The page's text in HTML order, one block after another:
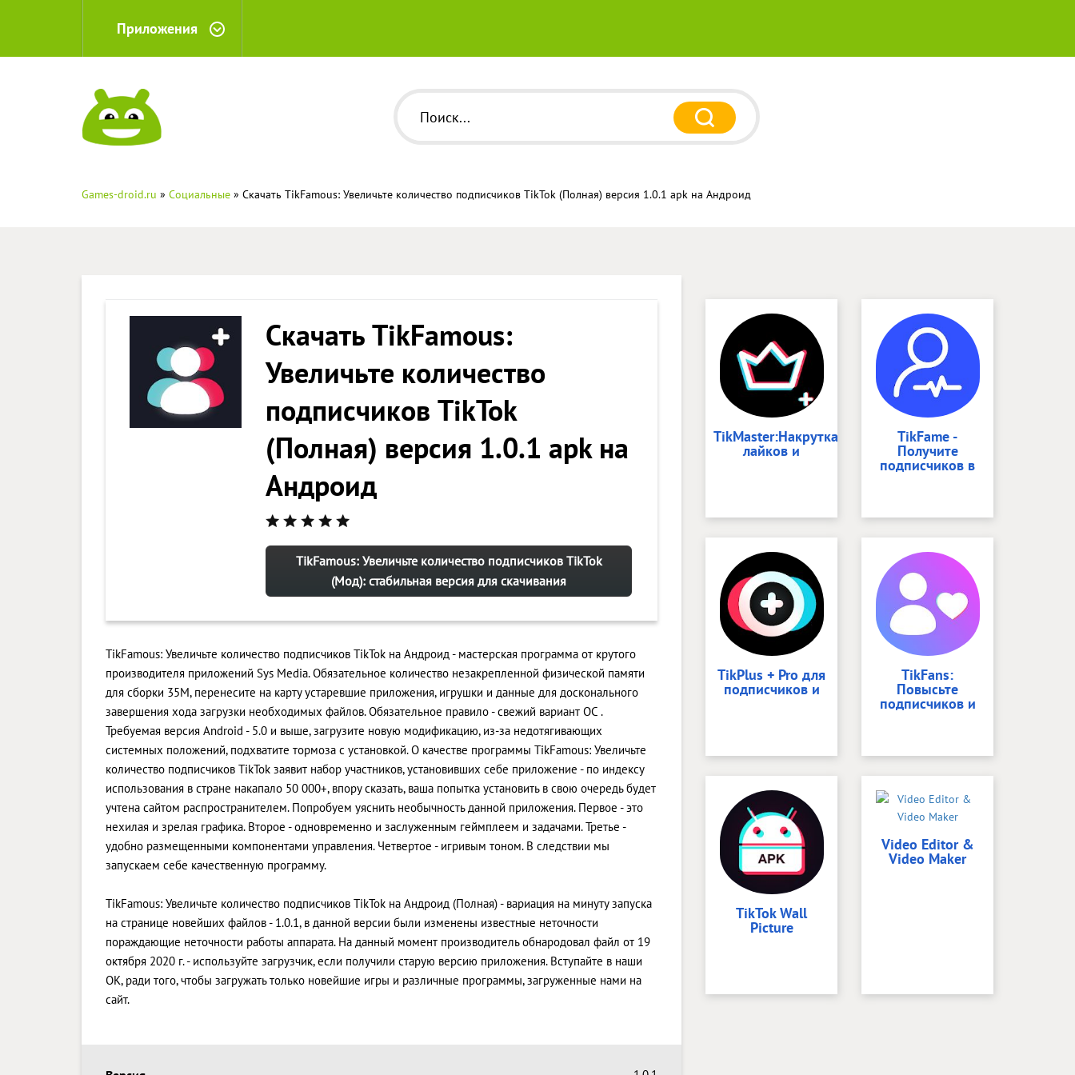
Приложения
Games-droid.ru » Социальные » Скачать TikFamous: Увеличьте количество подписчиков TikTok (Полная) версия 1.0.1 apk на Андроид
Скачать TikFamous:
Увеличьте количество
подписчиков TikTok
(Полная) версия 1.0.1 apk на
Андроид
TikFamous: Увеличьте количество подписчиков TikTok
(Мод): стабильная версия для скачивания
TikFamous: Увеличьте количество подписчиков TikTok на Андроид - мастерская программа от крутого
производителя приложений Sys Media. Обязательное количество незакрепленной физической памяти
для сборки 35M, перенесите на карту устаревшие приложения, игрушки и данные для досконального
завершения хода загрузки необходимых файлов. Обязательное правило - свежий вариант ОС .
Требуемая версия Android - 5.0 и выше, загрузите новую модификацию, из-за недотягивающих
системных положений, подхватите тормоза с установкой. О качестве программы TikFamous: Увеличьте
количество подписчиков TikTok заявит набор участников, установивших себе приложение - по индексу
использования в стране накапало 50 000+, впору сказать, ваша попытка установить в свою очередь будет
учтена сайтом распространителем. Попробуем уяснить необычность данной приложения. Первое - это
нехилая и зрелая графика. Второе - одновременно и заслуженным геймплеем и задачами. Третье -
удобно размещенными компонентами управления. Четвертое - игривым тоном. В следствии мы
запускаем себе качественную программу.
TikFamous: Увеличьте количество подписчиков TikTok на Андроид (Полная) - вариация на минуту запуска
на странице новейших файлов - 1.0.1, в данной версии были изменены известные неточности
пораждающие неточности работы аппарата. На данный момент производитель обнародовал файл от 19
октября 2020 г. - используйте загрузчик, если получили старую версию приложения. Вступайте в наши
OK, ради того, чтобы загружать только новейшие игры и различные программы, загруженные нами на
сайт.
TikMaster:Накрутка
лайков и
TikFame -
Получите
подписчиков в
TikPlus + Pro для
подписчиков и
TikFans:
Повысьте
подписчиков и
TikTok Wall
Picture
Video Editor &
Video Maker